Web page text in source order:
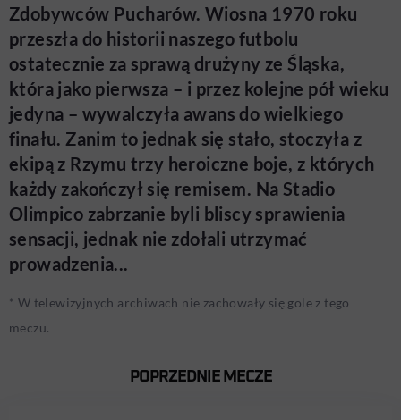
Zdobywców Pucharów. Wiosna 1970 roku
przeszła do historii naszego futbolu
ostatecznie za sprawą drużyny ze Śląska,
która jako pierwsza – i przez kolejne pół wieku
jedyna – wywalczyła awans do wielkiego
finału. Zanim to jednak się stało, stoczyła z
ekipą z Rzymu trzy heroiczne boje, z których
każdy zakończył się remisem. Na Stadio
Olimpico zabrzanie byli bliscy sprawienia
sensacji, jednak nie zdołali utrzymać
prowadzenia...
* W telewizyjnych archiwach nie zachowały się gole z tego
meczu.
POPRZEDNIE MECZE